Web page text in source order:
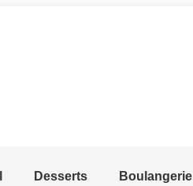
Desserts Boulangerie